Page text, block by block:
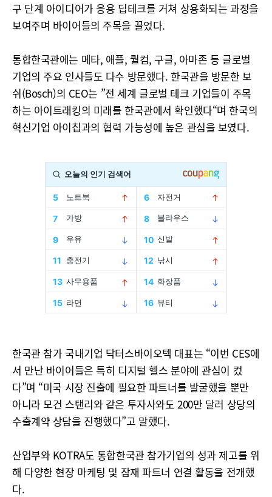
구 단계 아이디어가 응용 딥테크를 거쳐 상용화되는 과정을
보여주며 바이어들의 주목을 끌었다.
통합한국관에는 메타, 애플, 퀄컴, 구글, 아마존 등 글로벌
기업의 주요 인사들도 다수 방문했다. 한국관을 방문한 보
쉬(Bosch)의 CEO는 ”전 세계 글로벌 테크 기업들이 주목
하는 아이트래킹의 미래를 한국관에서 확인했다“며 한국의
혁신기업 아이칩과의 협력 가능성에 높은 관심을 보였다.
한국관 참가 국내기업 닥터스바이오텍 대표는 “이번 CES에
서 만난 바이어들은 특히 디지털 헬스 분야에 관심이 컸
다”며 “미국 시장 진출에 필요한 파트너를 발굴했을 뿐만
아니라 모건 스탠리와 같은 투자사와도 200만 달러 상당의
수출계약 상담을 진행했다”고 말했다.
산업부와 KOTRA도 통합한국관 참가기업의 성과 제고를 위
해 다양한 현장 마케팅 및 잠재 파트너 연결 활동을 전개했
다.